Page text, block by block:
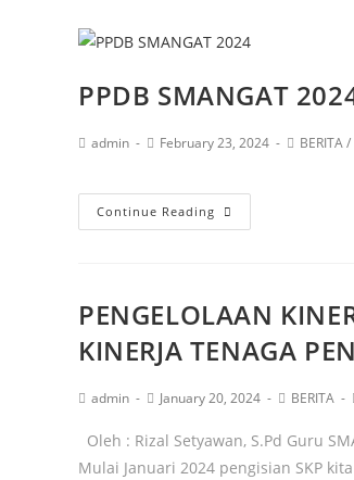
PPDB SMANGAT
admin February 23, 2024 BERITA/
Continue Reading
PENGELOLAAN
KINERJA TENAGA
admin January 20, 2024 BERITA
Oleh : Rizal Setyawan, S.Pd Guru
Mulai Januari 2024 pengisian SKP